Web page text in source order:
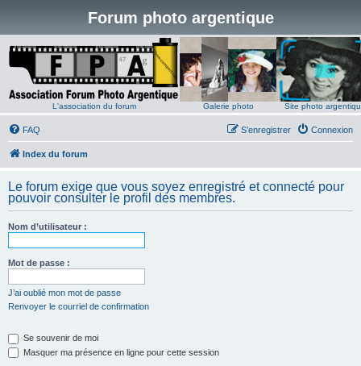
Forum photo argentique
L'association du forum Galerie photo Site photo
FAQ Connexion
S’enregistrer
Index du forum
Le forum exige que vous soyez enregistré et connecté pour
pouvoir consulter le profil des membres.
Nom d’utilisateur :
Mot de passe :
J’ai oublié mon mot de passe
Renvoyer le courriel de confirmation
Se souvenir de moi
Masquer ma présence en ligne pour cette session